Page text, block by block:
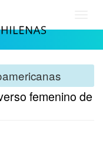
femenino de